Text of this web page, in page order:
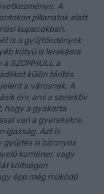
A
pillanatok alatt
kupacokban,
is a gyűjtőedények
kütyü is lerakásra
SZOMHULL a
külön térítés
a városnak. A
érv, ami a szelektív
hogy a gyakorta
van a gyerekekre,
igazság. Azt is
gyűjtés is bizonyos
konténer, vagy
költségen
épp még működő